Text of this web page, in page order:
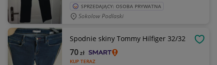
SPRZEDAJĄCY: OSOBA PRYWATNA
Sokolow Podlaski
Spodnie skiny Tommy Hilfiger 32/32
KUP TERAZ
70zł